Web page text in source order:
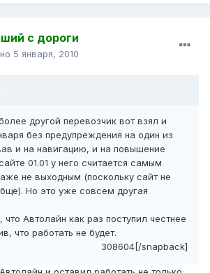
с дороги
5 января, 2010
другой перевозчик вот взял и
без предупреждения на один из
и на навигацию, и на повышение
01.01 у него считается самым
не выходным (поскольку сайт не
Но это уже совсем другая
что Автолайн как раз поступил честнее
что работать не будет.
308604[/snapback]